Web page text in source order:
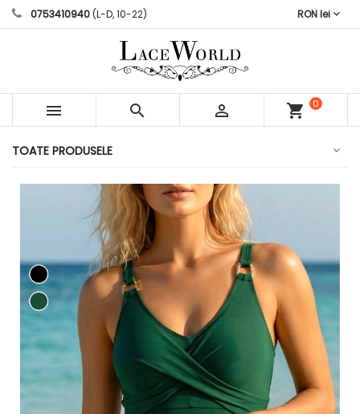
0753410940(L-D, 10-22) RON lei
   shopping_cart
0
TOATE PRODUSELE